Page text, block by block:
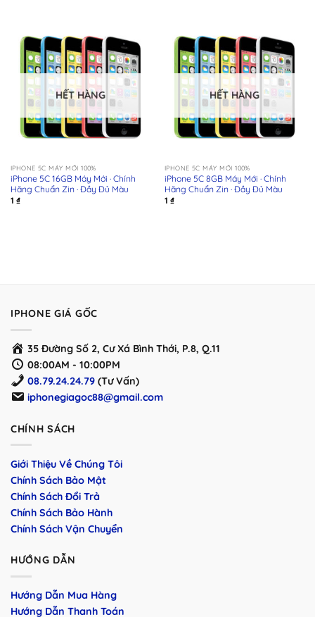
HẾT HÀNG
IPHONE 5C MÁY MỚI 100%
iPhone 5C 16GB Máy Mới · Chính
Hãng Chuẩn Zin · Đầy Đủ Màu
1 ₫
HẾT HÀNG
IPHONE 5C MÁY MỚI 100%
iPhone 5C 8GB Máy Mới · Chính
Hãng Chuẩn Zin · Đầy Đủ Màu
1 ₫
IPHONE GIÁ GỐC
35 Đường Số 2, Cư Xá Bình Thới, P.8, Q.11
08:00AM - 10:00PM
08.79.24.24.79 (Tư Vấn)
iphonegiagoc88@gmail.com
CHÍNH SÁCH
Giới Thiệu Về Chúng Tôi
Chính Sách Bảo Mật
Chính Sách Đổi Trả
Chính Sách Bảo Hành
Chính Sách Vận Chuyển
HƯỚNG DẪN
Hướng Dẫn Mua Hàng
Hướng Dẫn Thanh Toán